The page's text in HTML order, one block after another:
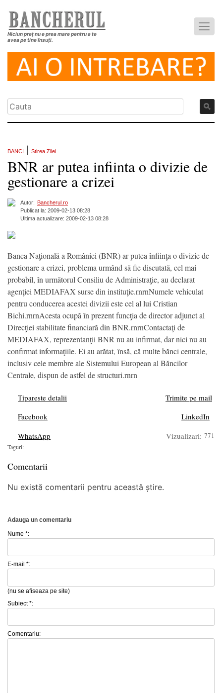
Niciun preț nu e prea mare pentru a te
avea pe tine însuți.
BANCI Stirea Zilei
BNR ar putea infiinta o divizie de
gestionare a crizei
Autor: Bancherul.ro
Publicat la: 2009-02-13 08:28
Ultima actualizare: 2009-02-13 08:28
Banca Naţională a României (BNR) ar putea înfiinţa o divizie de
gestionare a crizei, problema urmând să fie discutată, cel mai
probabil, în următorul Consiliu de Administraţie, au declarat
agenţiei MEDIAFAX surse din instituţie.rnrnNumele vehiculat
pentru conducerea acestei divizii este cel al lui Cristian
Bichi.rnrnAcesta ocupă în prezent funcţia de director adjunct al
Direcţiei stabilitate financiară din BNR.rnrnContactaţi de
MEDIAFAX, reprezentanţii BNR nu au infirmat, dar nici nu au
confirmat informaţiile. Ei au arătat, însă, că multe bănci centrale,
inclusiv cele membre ale Sistemului European al Băncilor
Centrale, dispun de astfel de structuri.rnrn
Tipareste detalii
Trimite pe mail
Facebook
LinkedIn
WhatsApp
Vizualizari: 771
Taguri:
Comentarii
Nu există comentarii pentru această știre.
Adauga un comentariu
Nume *:
E-mail *:
(nu se afiseaza pe site)
Subiect *:
Comentariu: